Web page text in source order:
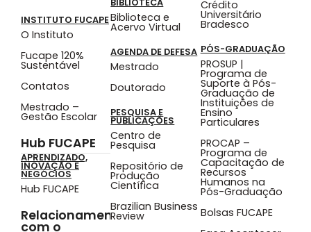
INSTITUTO FUCAPE
O Instituto
Fucape 120%
Sustentável
Contatos
Mestrado –
Gestão Escolar
Hub FUCAPE
APRENDIZADO,
INOVAÇÃO E
NEGÓCIOS
Hub FUCAPE
Relacionamento
com o
BIBLIOTECA
Biblioteca e
Acervo Virtual
AGENDA DE DEFESA
Mestrado
Doutorado
PESQUISA E
PUBLICAÇÕES
Centro de
Pesquisa
Repositório de
Produção
Científica
Brazilian Business
Review
Crédito
Universitário
Bradesco
PÓS-GRADUAÇÃO
PROSUP |
Programa de
Suporte à Pós-
Graduação de
Instituições de
Ensino
Particulares
PROCAP –
Programa de
Capacitação de
Recursos
Humanos na
Pós-Graduação
Bolsas FUCAPE